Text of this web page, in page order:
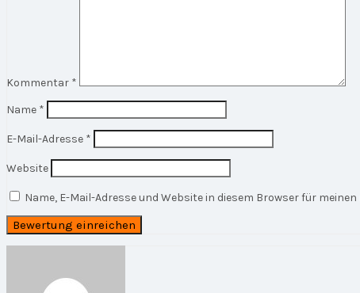
Kommentar *
Name *
E-Mail-Adresse *
Website
Name, E-Mail-Adresse und Website in diesem Browser für